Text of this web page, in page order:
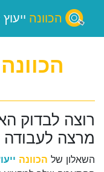
הכוונה
הכוונה
רוצה לבדוק
מרצה לעבודה
השאלון של הכוונה